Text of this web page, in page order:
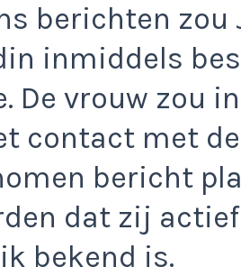
berichten
inmiddels
De vrouw zou
contact met
bericht
dat zij
bekend is.